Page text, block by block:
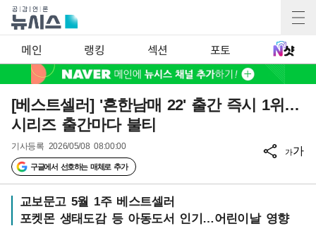
메인 랭킹 섹션 포토
[베스트셀러] '흔한남매 22' 출간 즉시 1위…
시리즈 출간마다 불티
기사등록 2026/05/08 08:00:00
구글에서 선호하는 매체로 추가
가가
교보문고 5월 1주 베스트셀러
포켓몬 생태도감 등 아동도서 인기…어린이날 영향